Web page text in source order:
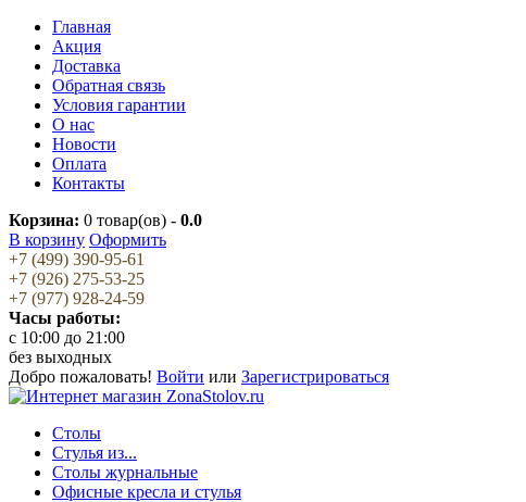
Главная
Акция
Доставка
Обратная связь
Условия гарантии
О нас
Новости
Оплата
Контакты
Корзина: 0 товар(ов) - 0.0
В корзину Оформить
+7 (499) 390-95-61
+7 (926) 275-53-25
+7 (977) 928-24-59
Часы работы:
c 10:00 до 21:00
без выходных
Добро пожаловать! Войти или Зарегистрироваться
Столы
Стулья из...
Столы журнальные
Офисные кресла и стулья